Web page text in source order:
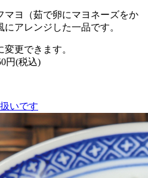
マヨ（茹で卵にマヨネーズをか
アレンジした一品です。
更できます。
円(税込)
いです